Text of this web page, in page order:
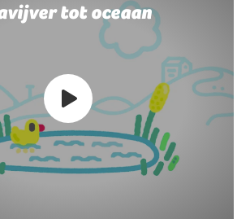
tot oceaan